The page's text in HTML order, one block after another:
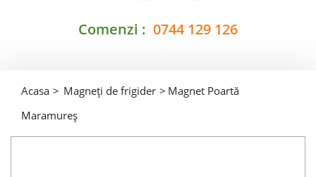
Comenzi : 0744 129 126
Acasa > Magneți de frigider > Magnet Poartă
Maramureș